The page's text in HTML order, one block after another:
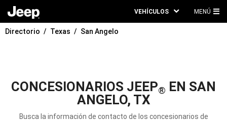
VEHÍCULOS MENÚ
Directorio Texas San Angelo
CONCESIONARIOS JEEP® EN SAN
ANGELO, TX
Busca la información de contacto de los concesionarios de